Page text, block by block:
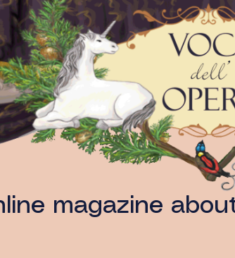
magazine